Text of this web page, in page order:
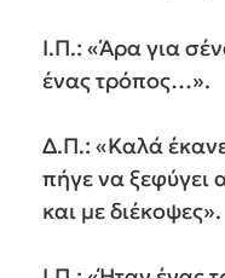
Ι.Π.: «Άρα για
ένας τρόπος…».
Δ.Π.: «Καλά
πήγε να ξεφύγει
και με διέκοψες».